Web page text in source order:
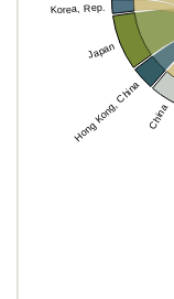
China
Hong Kong, China
Japan
Korea, Rep.